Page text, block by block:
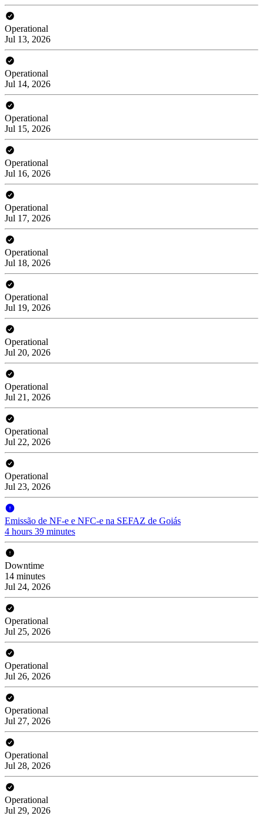
Operational
Jul 13, 2026
Operational
Jul 14, 2026
Operational
Jul 15, 2026
Operational
Jul 16, 2026
Operational
Jul 17, 2026
Operational
Jul 18, 2026
Operational
Jul 19, 2026
Operational
Jul 20, 2026
Operational
Jul 21, 2026
Operational
Jul 22, 2026
Operational
Jul 23, 2026
Emissão de NF-e e NFC-e na SEFAZ de Goiás
4 hours 39 minutes
Downtime
14 minutes
Jul 24, 2026
Operational
Jul 25, 2026
Operational
Jul 26, 2026
Operational
Jul 27, 2026
Operational
Jul 28, 2026
Operational
Jul 29, 2026